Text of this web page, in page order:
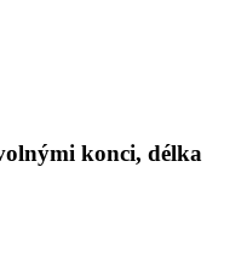
konci, délka